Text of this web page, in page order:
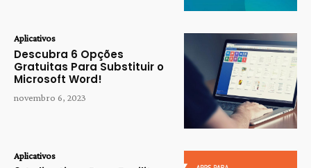
Aplicativos
Descubra 6 Opções
Gratuitas Para Substituir o
Microsoft Word!
novembro 6, 2023
Aplicativos